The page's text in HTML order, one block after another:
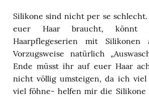
Silikone sind nicht per se schlecht.
euer Haar braucht, könnt
Haarpflegeserien mit Silikonen
Vorzugsweise natürlich
Ende müsst ihr auf euer Haar
nicht völlig umsteigen, da ich
viel föhne- helfen mir die Silikone